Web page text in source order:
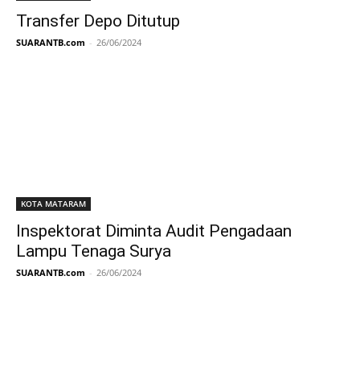
Transfer Depo Ditutup
SUARANTB.com - 26/06/2024
KOTA MATARAM
Inspektorat Diminta Audit Pengadaan
Lampu Tenaga Surya
SUARANTB.com - 26/06/2024